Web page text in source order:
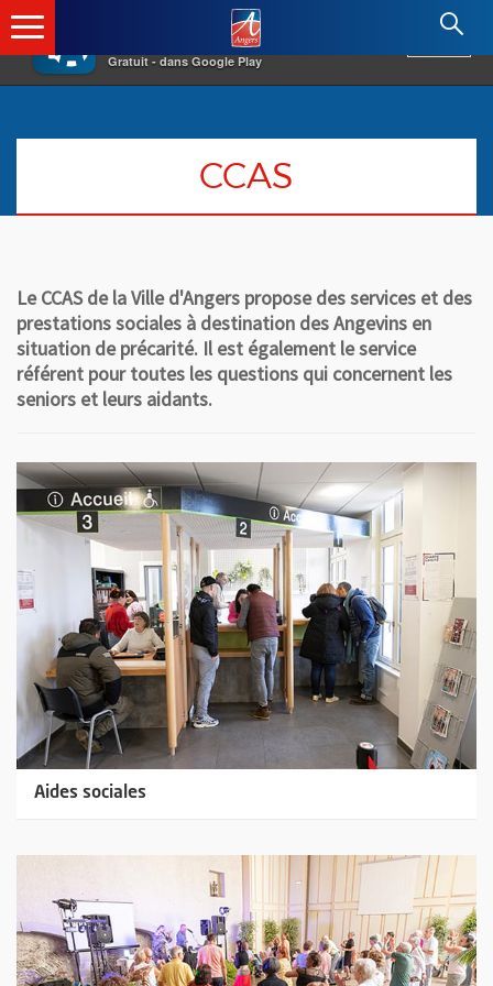
×
Gratuit - dans Google Play
Angers.fr : Retour à l'accueil
CCAS
Le CCAS de la Ville d'Angers propose des services et des
prestations sociales à destination des Angevins en
situation de précarité. Il est également le service
référent pour toutes les questions qui concernent les
seniors et leurs aidants.
Aides sociales